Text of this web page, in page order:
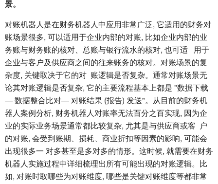
景。
对账机器人是在财务机器人中应用非常广泛, 它适用的财务对
账场景很多, 可以适用于企业内部的对账, 比如企业内部的业
务账与财务账的核对、总账与银行流水的核对, 也可适 用于
企业与客户及供应商之间的往来账务的核对。对账场景的复
杂度, 关键取决于它的对 账逻辑是否复杂。通常对账场景无
论其对账逻辑是否复杂, 它的主要流程基本上都是 "数据下载
— 数据整合比对— 对账结果 (报告) 发送"。从目前的财务机
器人案例分析, 财务机器人对账率无法百分之百实现, 因为企
业的实际业务场景通常都比较复杂, 尤其是与供应商或客 户
的对账, 会受到账期、损耗、商业折扣等因素的影响, 可能会
出现很多一 对多甚至是多对多的情形。这时候, 就需要在财务
机器人实施过程中详细梳理出所有可能出现的对账逻辑。比
如, 对账时取哪些为对账维度, 哪些是关键对账维度等都非常